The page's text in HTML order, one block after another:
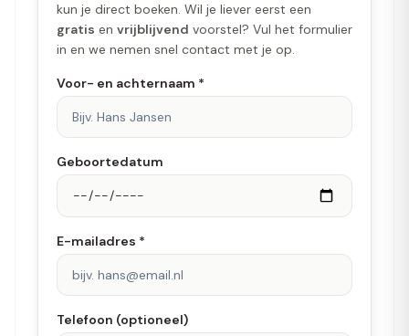
kun je direct boeken. Wil je liever eerst een
gratis en vrijblijvend voorstel? Vul het formulier
in en we nemen snel contact met je op.
Voor- en achternaam *
Geboortedatum
E-mailadres *
Telefoon (optioneel)